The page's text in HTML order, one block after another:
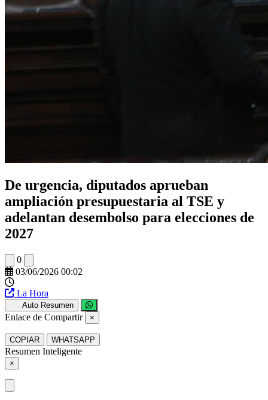
De urgencia, diputados aprueban
ampliación presupuestaria al TSE y
adelantan desembolso para elecciones de
2027
0
03/06/2026 00:02
La Hora
Auto Resumen
Enlace de Compartir ×
COPIAR WHATSAPP
Resumen Inteligente
×